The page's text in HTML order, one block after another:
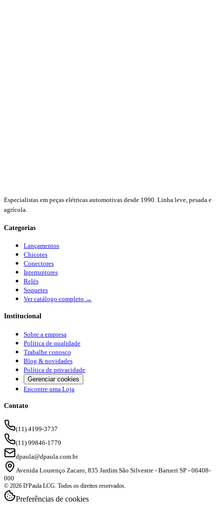
Especialistas em peças elétricas automotivas desde 1990. Linha leve, pesada e
agrícola.
Categorias
Lançamentos
Chicotes
Conectores
Interruptores
Relés
Soquetes
Ver catálogo completo →
Institucional
Sobre a empresa
Política de qualidade
Trabalhe conosco
Blog & novidades
Política de privacidade
Gerenciar cookies
Encontre uma Loja
Contato
(11) 4199-3737
(11) 99846-1779
dpaula@dpaula.com.br
Avenida Lourenço Zacaro, 835 Jardim São Silvestre - Barueri SP - 06408-
000
© 2026 D'Paula LCG. Todos os direitos reservados.
Preferências de cookies